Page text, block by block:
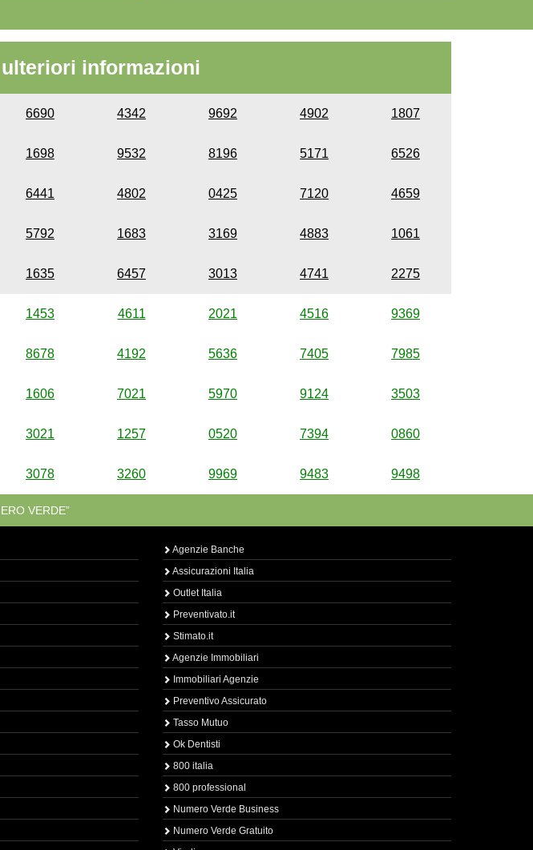
informazioni
6690 4342 9692 4902 1807
1698 9532 8196 5171 6526
6441 4802 0425 7120 4659
5792 1683 3169 4883 1061
1635 6457 3013 4741 2275
1453 4611 2021 4516 9369
8678 4192 5636 7405 7985
1606 7021 5970 9124 3503
3021 1257 0520 7394 0860
3078 3260 9969 9483 9498
VERDE”
Agenzie Banche
Assicurazioni Italia
Outlet Italia
Preventivato.it
Stimato.it
Agenzie Immobiliari
Immobiliari Agenzie
Preventivo Assicurato
Tasso Mutuo
Ok Dentisti
800 italia
800 professional
Numero Verde Business
Numero Verde Gratuito